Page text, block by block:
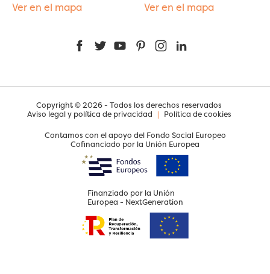
Ver en el mapa
Ver en el mapa
FacebookTwitterYouTubePinterestInstagram
Copyright © 2026 - Todos los derechos reservados
Aviso legal y política de privacidad | Política de cookies
Contamos con el apoyo del Fondo Social Europeo
Cofinanciado por la Unión Europea
Finanziado por la Unión
Europea - NextGeneration